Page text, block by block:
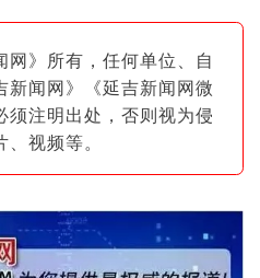
》所有，任何单位、自
新闻网》《延吉新闻网微
须注明出处，否则视为侵
、视频等。